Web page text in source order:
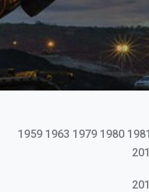
1959 1963 1979 1980